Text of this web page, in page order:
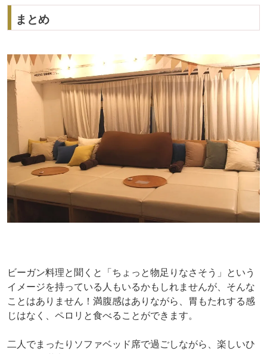
まとめ
ビーガン料理と聞くと「ちょっと物足りなさそう」という
イメージを持っている人もいるかもしれませんが、そんな
ことはありません！満腹感はありながら、胃もたれする感
じはなく、ペロリと食べることができます。
二人でまったりソファベッド席で過ごしながら、楽しいひ